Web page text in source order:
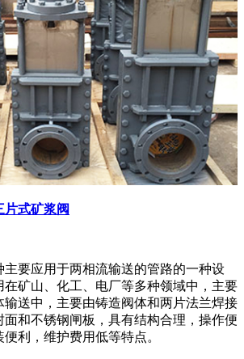
片式矿浆阀
主要应用于两相流输送的管路的一种设
在矿山、化工、电厂等多种领域中，主要
输送中，主要由铸造阀体和两片法兰焊接
和不锈钢闸板，具有结构合理，操作便
利，维护费用低等特点。